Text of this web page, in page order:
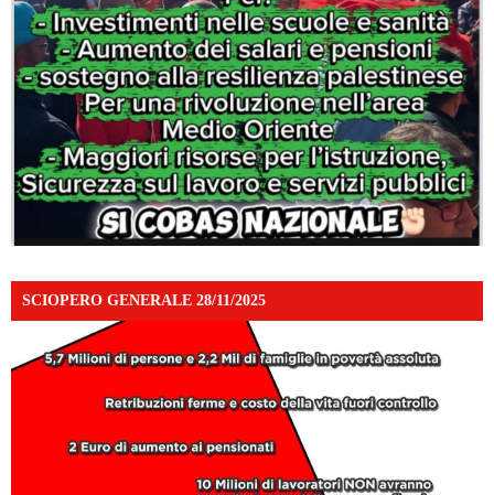
SCIOPERO GENERALE 28/11/2025